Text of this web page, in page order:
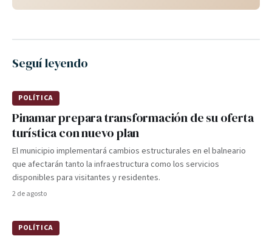
Seguí leyendo
POLÍTICA
Pinamar prepara transformación de su oferta
turística con nuevo plan
El municipio implementará cambios estructurales en el balneario
que afectarán tanto la infraestructura como los servicios
disponibles para visitantes y residentes.
2 de agosto
POLÍTICA